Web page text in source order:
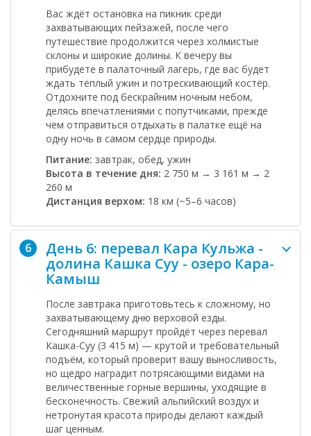
Вас ждёт остановка на пикник среди
захватывающих пейзажей, после чего
путешествие продолжится через холмистые
склоны и широкие долины. К вечеру вы
прибудете в палаточный лагерь, где вас будет
ждать тёплый ужин и потрескивающий костёр.
Отдохните под бескрайним ночным небом,
делясь впечатлениями с попутчиками, прежде
чем отправиться отдыхать в палатке ещё на
одну ночь в самом сердце природы.
Питание: завтрак, обед, ужин
Высота в течение дня: 2 750 м → 3 161 м → 2
260 м
Дистанция верхом: 18 км (~5–6 часов)
День 6: перевал Кара Кульжа -
долина Кашка Суу - озеро Кара-
Камыш
6
После завтрака приготовьтесь к сложному, но
захватывающему дню верховой езды.
Сегодняшний маршрут пройдёт через перевал
Кашка-Суу (3 415 м) — крутой и требовательный
подъём, который проверит вашу выносливость,
но щедро наградит потрясающими видами на
величественные горные вершины, уходящие в
бесконечность. Свежий альпийский воздух и
нетронутая красота природы делают каждый
шаг ценным.